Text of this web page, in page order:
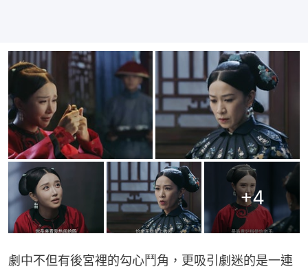
+4
劇中不但有後宮裡的勾心鬥角，更吸引劇迷的是一連